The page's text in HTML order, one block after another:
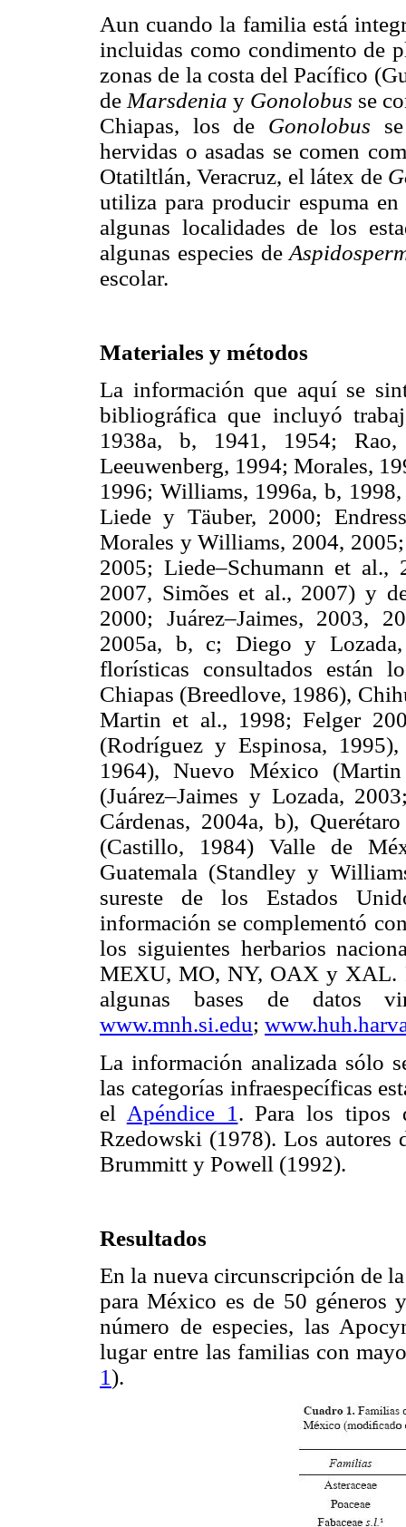
Aun cuando la familia está
incluidas como condimento de
zonas de la costa del Pacífico
de Marsdeniay Gonolobus se
Chiapas, los de Gonolobus
hervidas o asadas se comen
Otatiltlán, Veracruz, el látex de
utiliza para producir espuma
algunas localidades de los
algunas especies de
escolar.
Materiales y métodos
La información que aquí se
bibliográfica que incluyó
1938a, b, 1941, 1954;
Leeuwenberg, 1994; Morales,
1996; Williams, 1996a, b,
Liede y Täuber, 2000;
Morales y Williams, 2004,
2005; Liede–Schumann et al.,
2007, Simões et al., 2007) y
2000; Juárez–Jaimes, 2003,
2005a, b, c; Diego y
florísticas consultados están
Chiapas (Breedlove, 1986),
Martin et al., 1998; Felger
(Rodríguez y Espinosa,
1964), Nuevo México
(Juárez–Jaimes y Lozada,
Cárdenas, 2004a, b),
(Castillo, 1984) Valle de
Guatemala (Standley y
sureste de los Estados
información se complementó
los siguientes herbarios
MEXU, MO, NY, OAX y XAL.
algunas bases de datos
www.mnh.si.edu;
La información analizada sólo
las categorías infraespecíficas
el Apéndice 1 . Para los tipos
Rzedowski (1978). Los autores
Brummitt y Powell (1992).
Resultados
En la nueva circunscripción de
para México es de 50 géneros
número de especies, las
lugar entre las familias con
1).